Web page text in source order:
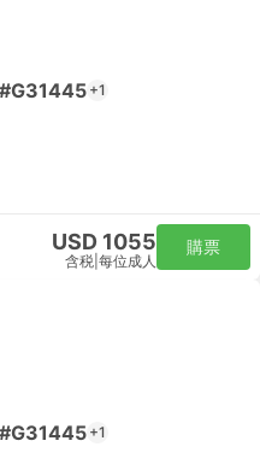
+1
USD 1055
含税 每位成人
購票
+1